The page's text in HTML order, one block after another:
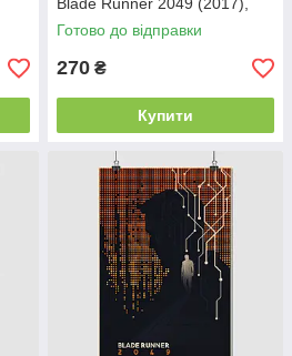
Gosling, 60×39 см
Готово до відправки
270 ₴
Купити